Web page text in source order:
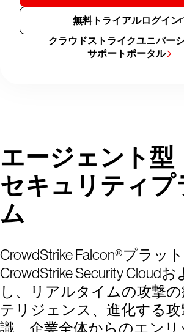
無料トライアルログイン
クラウドストライクユニバー
サポートポータル
エージェント型
セキュリティ
ム
CrowdStrike Falcon®プラッ
CrowdStrike Security Cloud
し、リアルタイムの攻撃の
テリジェンス、進化する
識、企業全体からのエン